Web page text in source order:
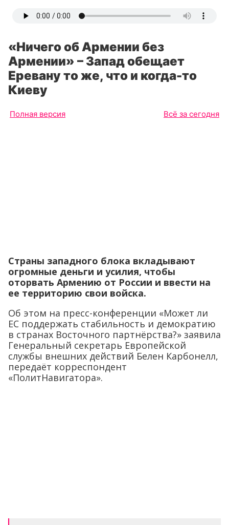
«Ничего об Армении без
Армении» – Запад обещает
Еревану то же, что и когда-то
Киеву
Полная версия Всё за сегодня
Страны западного блока вкладывают
огромные деньги и усилия, чтобы
оторвать Армению от России и ввести на
ее территорию свои войска.
Об этом на пресс-конференции «Может ли
ЕС поддержать стабильность и демократию
в странах Восточного партнёрства?» заявила
Генеральный секретарь Европейской
службы внешних действий Белен Карбонелл,
передаёт корреспондент
«ПолитНавигатора».